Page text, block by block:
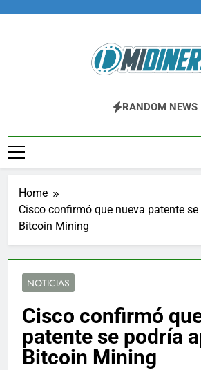
Fintech, Criptomonedas
RANDOM NEWS
Home
Cisco confirmó que nueva patente
Bitcoin Mining
NOTICIAS
Cisco confirmó
patente se podría
Bitcoin Mining